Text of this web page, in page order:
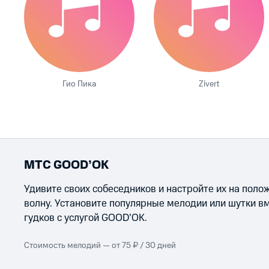
Гио Пика Zivert
МТС GOOD’OK
Удивите своих собеседников и настройте их на
волну. Установите популярные мелодии или шутки
гудков с услугой GOOD’OK.
Стоимость мелодий — от 75 ₽ / 30 дней